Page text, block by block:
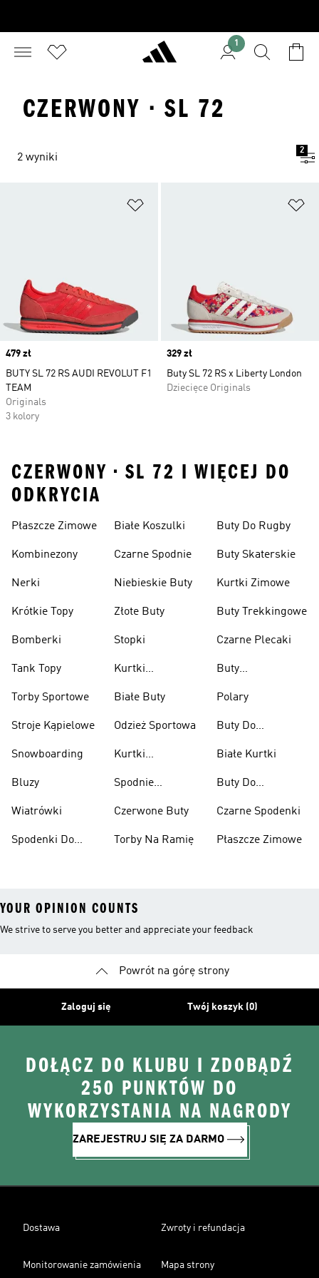
1
CZERWONY · SL 72
2 wyniki
2
Price
479 zł
BUTY SL 72 RS AUDI REVOLUT F1
TEAM
Originals
3 kolory
Price
329 zł
Buty SL 72 RS x Liberty London
Dziecięce Originals
CZERWONY • SL 72 I WIĘCEJ DO
ODKRYCIA
Płaszcze Zimowe
Kombinezony
Nerki
Krótkie Topy
Bomberki
Tank Topy
Torby Sportowe
Stroje Kąpielowe
Snowboarding
Bluzy
Wiatrówki
Spodenki Do
Białe Koszulki
Czarne Spodnie
Niebieskie Buty
Złote Buty
Stopki
Kurtki
Białe Buty
Odzież Sportowa
Kurtki
Spodnie
Czerwone Buty
Torby Na Ramię
Buty Do Rugby
Buty Skaterskie
Kurtki Zimowe
Buty Trekkingowe
Czarne Plecaki
Buty
Polary
Buty Do
Ciężarów
Białe Kurtki
Buty Do
Czarne Spodenki
Płaszcze Zimowe
YOUR OPINION COUNTS
We strive to serve you better and appreciate your feedback
Powrót na górę strony
Zaloguj się Twój koszyk (0)
DOŁĄCZ DO KLUBU I ZDOBĄDŹ
250 PUNKTÓW DO
WYKORZYSTANIA NA NAGRODY
ZAREJESTRUJ SIĘ ZA DARMO
Dostawa Zwroty i refundacja
Monitorowanie zamówienia Mapa strony